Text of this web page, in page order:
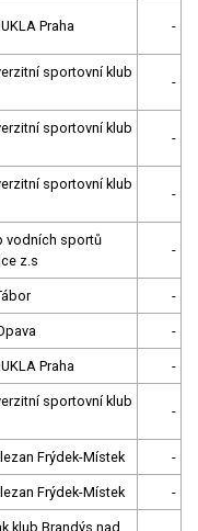
Praha -
sportovní klub
-
sportovní klub
-
sportovní klub
-
vodních sportů
z.s
-
-
-
Praha -
sportovní klub
-
Frýdek-Místek -
Frýdek-Místek -
klub Brandýs nad